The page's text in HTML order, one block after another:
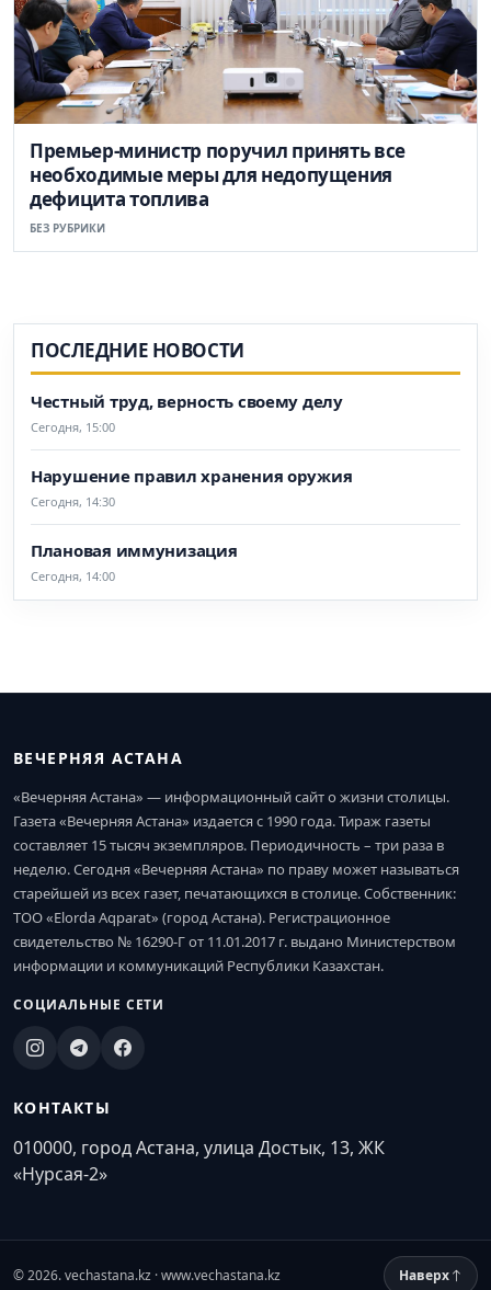
Премьер-министр поручил принять все
необходимые меры для недопущения
дефицита топлива
БЕЗ РУБРИКИ
ПОСЛЕДНИЕ НОВОСТИ
Честный труд, верность своему делу
Сегодня, 15:00
Нарушение правил хранения оружия
Сегодня, 14:30
Плановая иммунизация
Сегодня, 14:00
ВЕЧЕРНЯЯ АСТАНА
«Вечерняя Астана» — информационный сайт о жизни столицы.
Газета «Вечерняя Астана» издается с 1990 года. Тираж газеты
составляет 15 тысяч экземпляров. Периодичность – три раза в
неделю. Сегодня «Вечерняя Астана» по праву может называться
старейшей из всех газет, печатающихся в столице. Собственник:
ТОО «Elorda Aqparat» (город Астана). Регистрационное
свидетельство № 16290-Г от 11.01.2017 г. выдано Министерством
информации и коммуникаций Республики Казахстан.
СОЦИАЛЬНЫЕ СЕТИ
КОНТАКТЫ
010000, город Астана, улица Достык, 13, ЖК
«Нурсая-2»
© 2026. vechastana.kz · www.vechastana.kz Наверх